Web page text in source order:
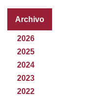
Archivo
2026
2025
2024
2023
2022